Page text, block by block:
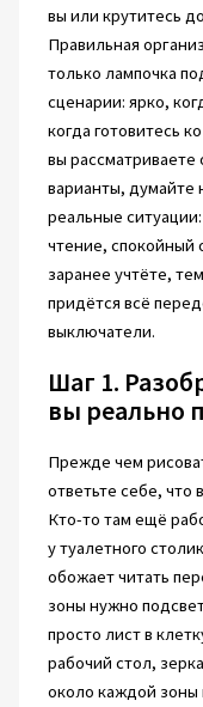
вы или крутитесь
Правильная
только лампочка
сценарии: ярко,
когда готовитесь
вы
варианты, думайте
реальные
чтение, спокойный
заранее учтёте,
придётся всё
выключатели.
Шаг 1.
вы реально
Прежде чем
ответьте себе, что
Кто-то там ещё
у туалетного
обожает читать
зоны нужно
просто лист в
рабочий стол,
около каждой зоны